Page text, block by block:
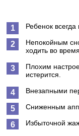
Ребенок
Непокойным
ходить во
Плохим
истерится.
Внезапными
Сниженным
Избыточной